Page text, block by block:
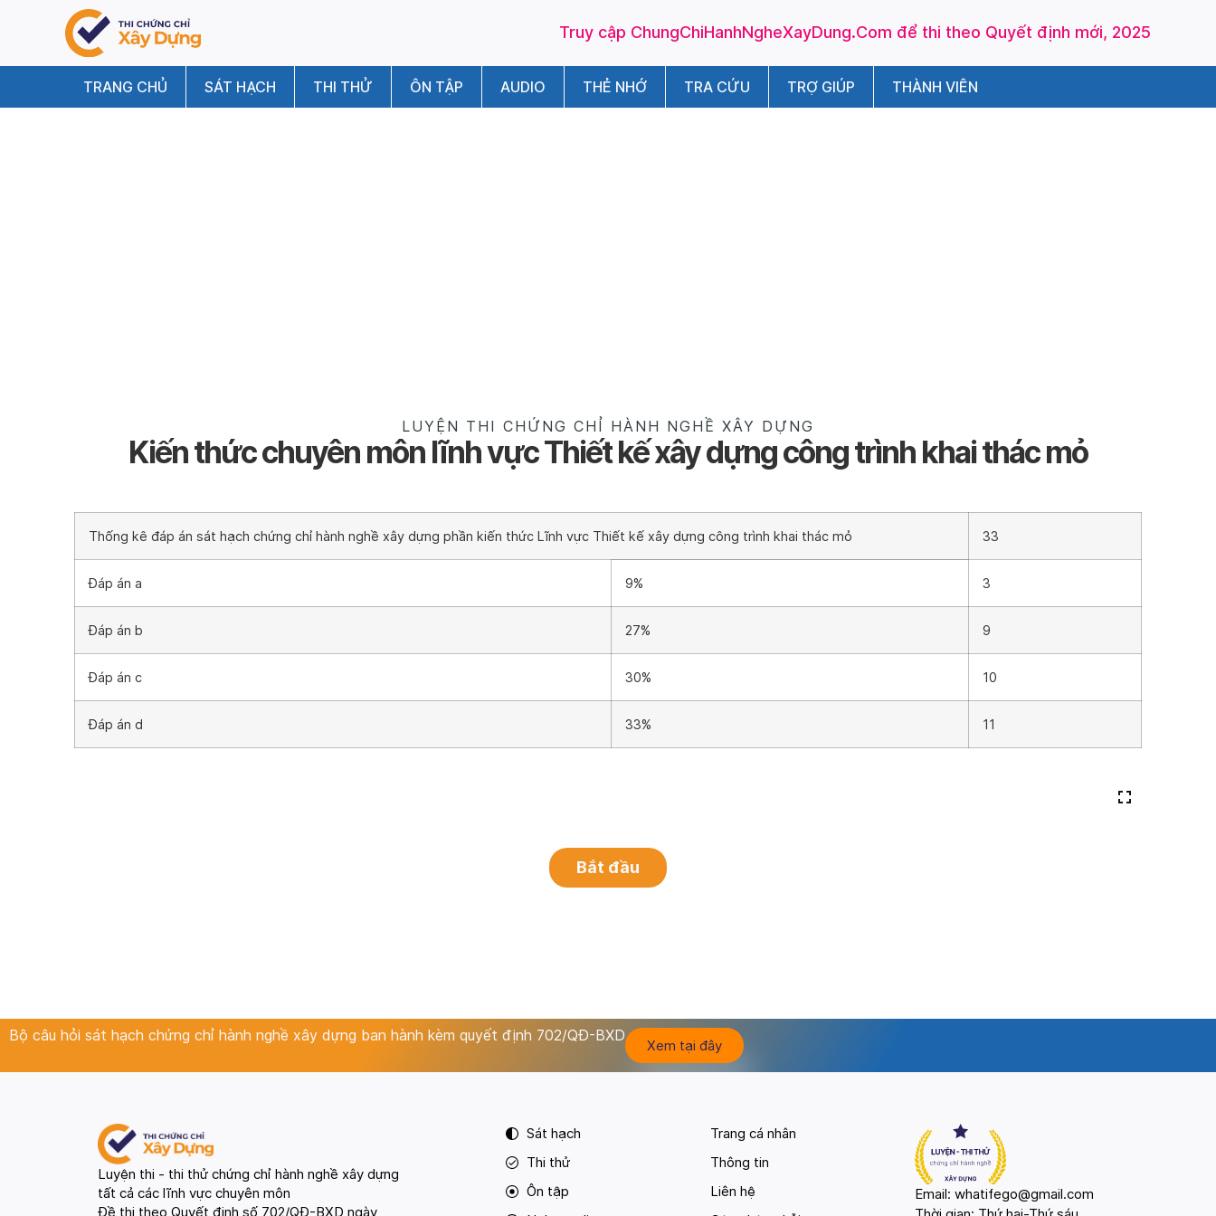
Truy cập ChungChiHanhNgheXayDung.Com để thi theo Quyết định mới, 2025
TRANG CHỦ SÁT HẠCH THI THỬ ÔN TẬP AUDIO THẺ NHỚ TRA CỨU TRỢ GIÚP THÀNH VIÊN
LUYỆN THI CHỨNG CHỈ HÀNH NGHỀ XÂY DỰNG
Kiến thức chuyên môn lĩnh vực Thiết kế xây dựng công trình khai thác mỏ
Thống kê đáp án sát hạch chứng chỉ hành nghề xây dựng phần kiến thức Lĩnh vực Thiết kế xây dựng công trình khai thác mỏ 33
Đáp án a 9% 3
Đáp án b 27% 9
Đáp án c 30% 10
Đáp án d 33% 11
Bộ câu hỏi sát hạch chứng chỉ hành nghề xây dựng ban hành kèm quyết định 702/QĐ-BXD
Xem tại đây
Luyện thi - thi thử chứng chỉ hành nghề xây dựng
tất cả các lĩnh vực chuyên môn
Đề thi theo Quyết định số 702/QĐ-BXD ngày
Sát hạch
Thi thử
Ôn tập
Trang cá nhân
Thông tin
Liên hệ
Email: whatifego@gmail.com